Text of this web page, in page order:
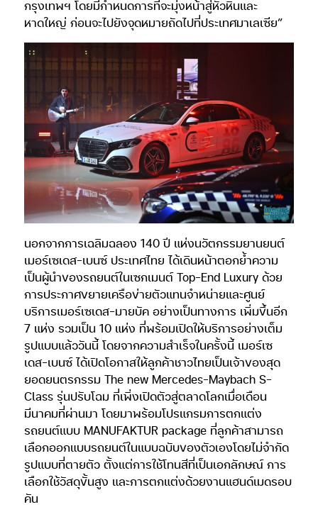
กรุงเทพฯ โดยมีกำหนดการที่จะมุ่งหน้าสู่หัวหินและ
หาดใหญ่ ก่อนจะไปยังจุดหมายถัดไปที่ประเทศมาเลเซีย”
นอกจากการเฉลิมฉลอง 140 ปี แห่งนวัตกรรมยานยนต์
เมอร์เซเดส-เบนซ์ ประเทศไทย ได้เดินหน้าตอกย้ำความ
เป็นผู้นำของรถยนต์ในเซกเมนต์ Top-End Luxury ด้วย
การประกาศขยายเครือข่ายตัวแทนจำหน่ายและศูนย์
บริการเมอร์เซเดส-มายบัค อย่างเป็นทางการ เพิ่มขึ้นอีก
7 แห่ง รวมเป็น 10 แห่ง ที่พร้อมเปิดให้บริการอย่างเต็ม
รูปแบบแล้ววันนี้ โดยจากความสำเร็จในครั้งนี้ เมอร์เซ
เดส-เบนซ์ ได้เปิดโอกาสให้ลูกค้าชาวไทยเป็นเจ้าของสุด
ยอดยนตรกรรม The new Mercedes-Maybach S-
Class รุ่นปรับโฉม ที่เพิ่งเปิดตัวสู่ตลาดโลกเมื่อเดือน
มีนาคมที่ผ่านมา โดยมาพร้อมโปรแกรมการตกแต่ง
รถยนต์แบบ MANUFAKTUR package ที่ลูกค้าสามารถ
เลือกออกแบบรถยนต์ในแบบฉบับของตัวเองโดยไม่จำกัด
รูปแบบที่ตายตัว ตั้งแต่การใช้โทนสีที่เป็นเอกลักษณ์ การ
เลือกใช้วัสดุขั้นสูง และการตกแต่งด้วยงานแฮนด์เมดรอบ
คัน